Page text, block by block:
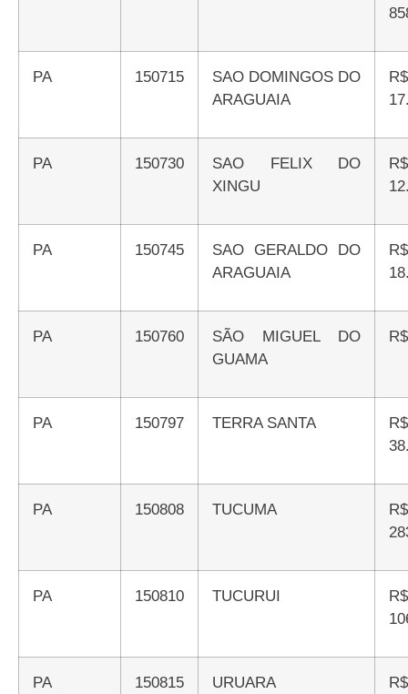
PA 150715
SAO DOMINGOS DO
ARAGUAIA
R$
PA 150730
SAO FELIX DO
XINGU
R$
PA 150745
SAO GERALDO DO
ARAGUAIA
R$
PA 150760
SÃO MIGUEL DO
GUAMA
PA 150797 TERRA SANTA
R$
PA 150808 TUCUMA
R$
PA 150810 TUCURUI
R$
PA 150815 URUARA